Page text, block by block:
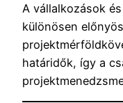
A vállalkozások
különösen
határidők, így a